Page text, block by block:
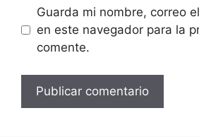
Guarda mi nombre, correo
en este navegador para la
comente.